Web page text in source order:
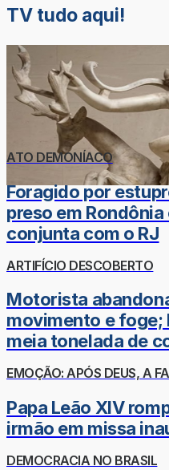
TV tudo aqui!
ATO DEMONÍACO
Foragido por
preso em
conjunta com o RJ
ARTIFÍCIO DESCOBERTO
Motorista
movimento e foge;
meia tonelada de
EMOÇÃO: APÓS DEUS, A
Papa Leão XIV
irmão em missa
DEMOCRACIA NO BRASIL